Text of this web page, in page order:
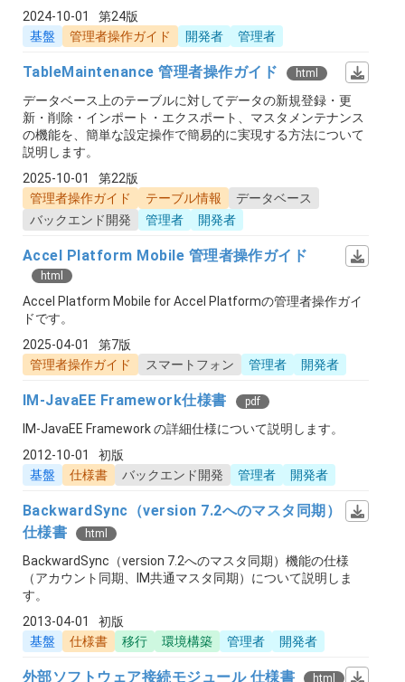
2024-10-01
第24版
基盤
管理者操作ガイド 開発者 管理者
TableMaintenance 管理者操作ガイド html
データベース上のテーブルに対してデータの新規登録・更
新・削除・インポート・エクスポート、マスタメンテナンス
の機能を、簡単な設定操作で簡易的に実現する方法について
説明します。
2025-10-01
第22版
管理者操作ガイド
テーブル情報
データベース
バックエンド開発
管理者 開発者
Accel Platform Mobile 管理者操作ガイド
html
Accel Platform Mobile for Accel Platformの管理者操作ガイ
ドです。
2025-04-01
第7版
管理者操作ガイド
スマートフォン 管理者 開発者
IM-JavaEE Framework仕様書 pdf
IM-JavaEE Framework の詳細仕様について説明します。
2012-10-01
初版
基盤
仕様書 バックエンド開発 管理者 開発者
BackwardSync（version 7.2へのマスタ同期）
仕様書
html
BackwardSync（version 7.2へのマスタ同期）機能の仕様
（アカウント同期、IM共通マスタ同期）について説明しま
す。
2013-04-01
初版
基盤
仕様書 移行 環境構築 管理者 開発者
外部ソフトウェア接続モジュール 仕様書 html